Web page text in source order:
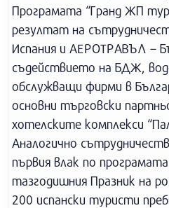
Програмата “Гранд ЖП тур
резултат на
Испания и АЕРОТРАВЪЛ –
съдействието на БДЖ,
обслужващи фирми в
основни търговски
хотелските комплекси
Аналогично
първия влак по
тазгодишния Празник на
200 испански туристи